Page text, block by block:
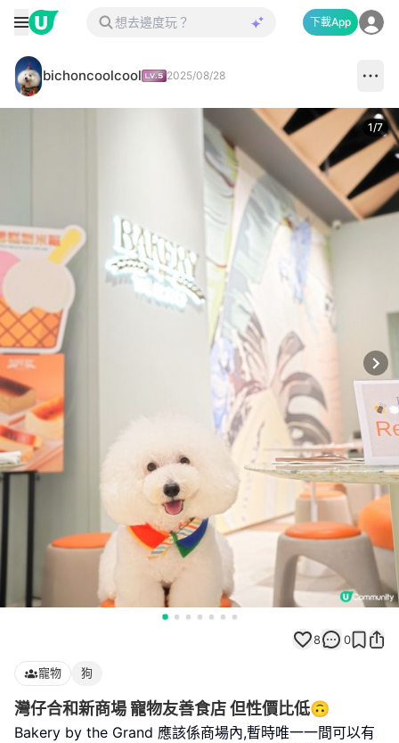
下載App
bichoncoolcool 2025/08/28
1/7
8 0
寵物 狗
灣仔合和新商場 寵物友善食店 但性價比低🙃
Bakery by the Grand 應該係商場內,暫時唯一一間可以有